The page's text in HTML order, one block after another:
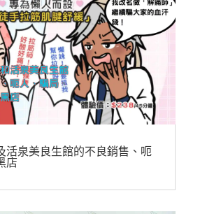
活泉美良生館的不良銷售、呃
店